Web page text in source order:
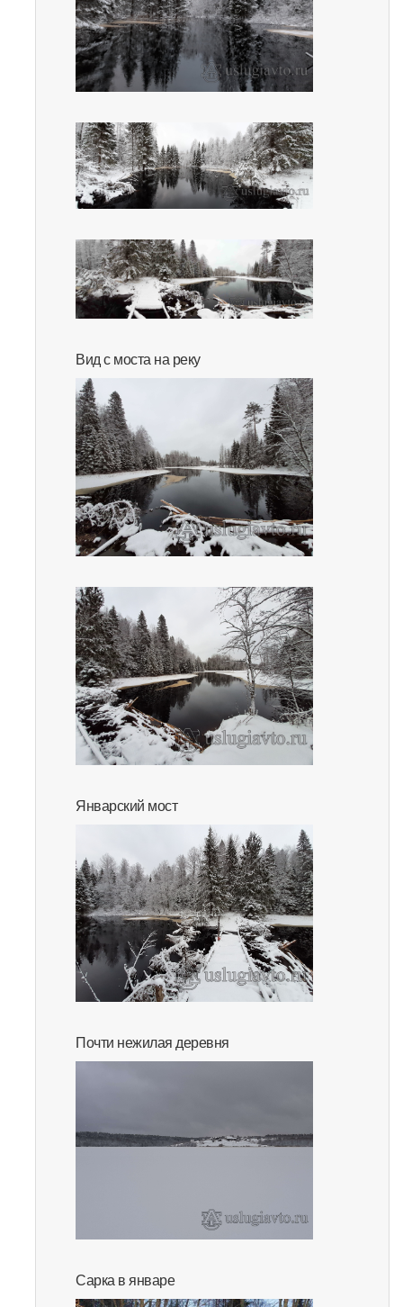
Вид с моста на реку
Январский мост
Почти нежилая деревня
Сарка в январе